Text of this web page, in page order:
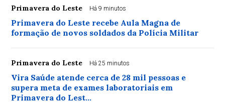
Primavera do Leste Há 9 minutos
Primavera do Leste recebe Aula Magna de
formação de novos soldados da Polícia Militar
Primavera do Leste Há 25 minutos
Vira Saúde atende cerca de 28 mil pessoas e
supera meta de exames laboratoriais em
Primavera do Lest…